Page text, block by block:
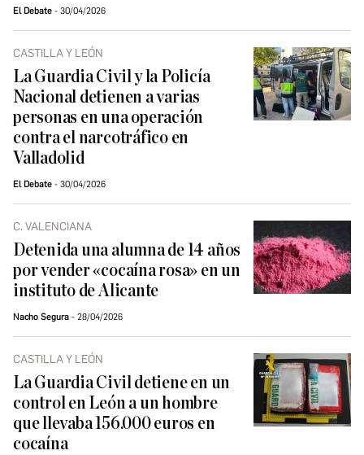
El Debate 30/04/2026
CASTILLA Y LEÓN
La Guardia Civil y la Policía
Nacional detienen a varias
personas en una operación
contra el narcotráfico en
Valladolid
El Debate 30/04/2026
C. VALENCIANA
Detenida una alumna de 14 años
por vender «cocaína rosa» en un
instituto de Alicante
Nacho Segura 28/04/2026
CASTILLA Y LEÓN
La Guardia Civil detiene en un
control en León a un hombre
que llevaba 156.000 euros en
cocaína